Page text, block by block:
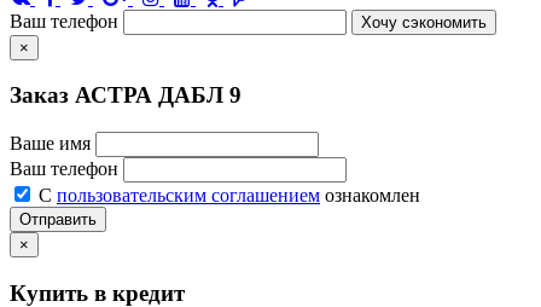
Ваш телефон
Хочу сэкономить
×
Заказ АСТРА ДАБЛ 9
Ваше имя
Ваш телефон
С пользовательским соглашением ознакомлен
Отправить
×
Купить в кредит